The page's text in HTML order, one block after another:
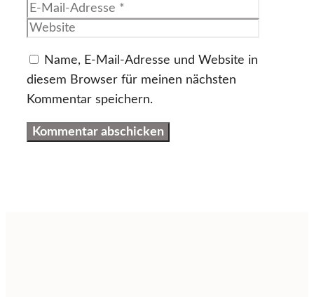
Name, E-Mail-Adresse und Website in
diesem Browser für meinen nächsten
Kommentar speichern.